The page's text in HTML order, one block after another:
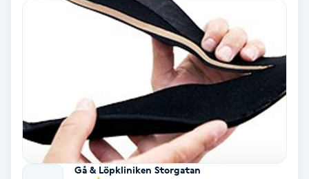
Katun fransar
Kemisk peelingGå & Löpkliniken Storgatan